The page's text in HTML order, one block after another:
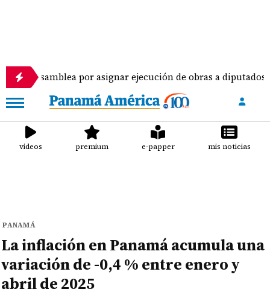
por asignar ejecución de obras a diputados
videos premium e-papper mis noticias
PANAMÁ
La inflación en Panamá acumula una
variación de -0,4 % entre enero y
abril de 2025